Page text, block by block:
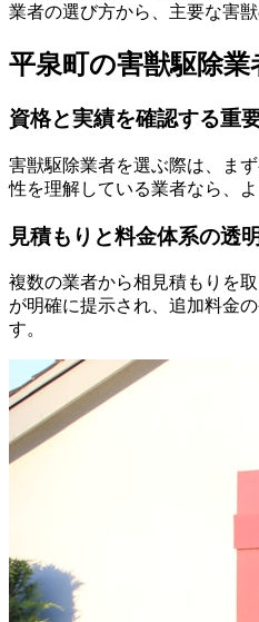
業者の選び方から、主要な害
平泉町の害獣駆除
資格と実績を確認する重
害獣駆除業者を選ぶ際は、ま
性を理解している業者なら、
見積もりと料金体系の透
複数の業者から相見積もりを
が明確に提示され、追加料金
す。